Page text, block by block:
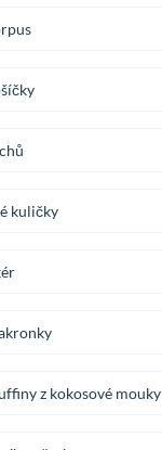
kuličky
z kokosové mouky